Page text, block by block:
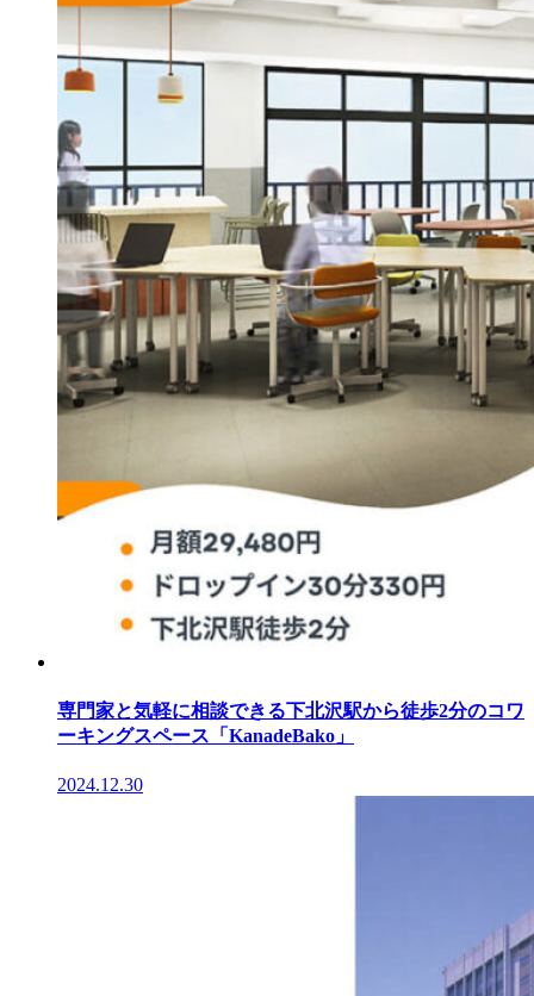
専門家と気軽に相談できる下北沢駅から徒歩2分のコワ
ーキングスペース「KanadeBako」
2024.12.30